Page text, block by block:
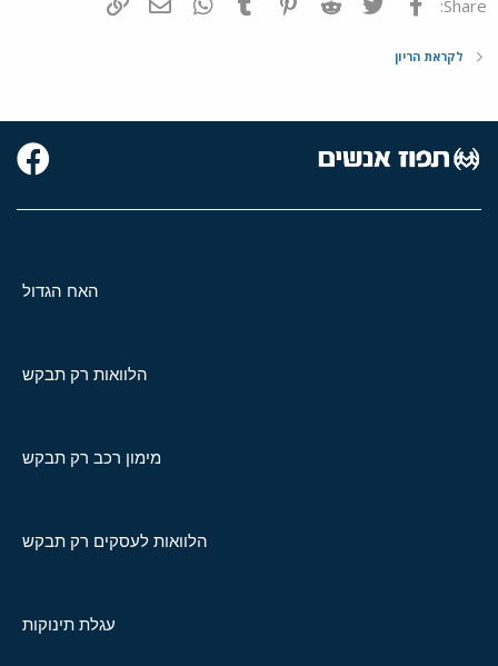
Share:
לקראת הריון
האח הגדול
הלוואות רק תבקש
מימון רכב רק תבקש
הלוואות לעסקים רק תבקש
עגלת תינוקות